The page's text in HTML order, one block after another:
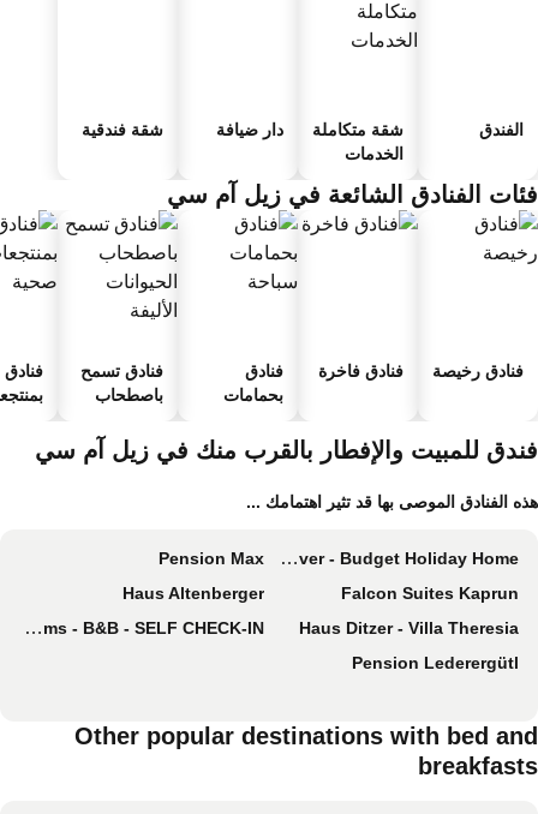
الفندق
شقة متكاملة
الخدمات
دار ضيافة شقة فندقية
الفنادق الشائعة في زيل آم سي
فنادق رخيصة فنادق فاخرة
فنادق
بحمامات
فنادق تسمح
باصطحاب
الأليفة
فنادق
للمبيت والإفطار بالقرب منك في زيل آم سي
الفنادق الموصى بها قد تثير اهتمامك ...
Katharina's Sleepover - Budget Holiday Home
Pension Max
Falcon Suites Kaprun
Haus Altenberger
Haus Ditzer - Villa Theresia
Platzhirsch Rooms - B&B - SELF CHECK-IN
Pension Lederergütl
Other popular destinations with bed